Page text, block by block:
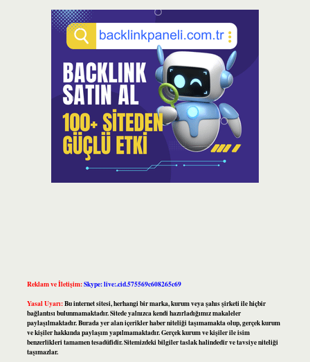
Reklam ve İletişim:Skype: live:.cid.575569c608265c69
Yasal Uyarı:Bu internet sitesi, herhangi bir marka, kurum veya şahıs şirketi ile hiçbir
bağlantısı bulunmamaktadır. Sitede yalnızca kendi hazırladığımız makaleler
paylaşılmaktadır. Burada yer alan içerikler haber niteliği taşımamakta olup, gerçek kurum
ve kişiler hakkında paylaşım yapılmamaktadır. Gerçek kurum ve kişiler ile isim
benzerlikleri tamamen tesadüfidir. Sitemizdeki bilgiler taslak halindedir ve tavsiye niteliği
taşımazlar.